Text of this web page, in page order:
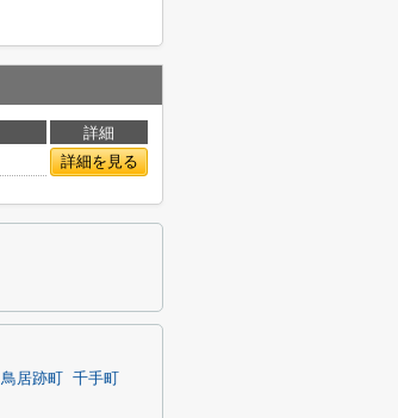
詳細
詳細を見る
鳥居跡町
千手町